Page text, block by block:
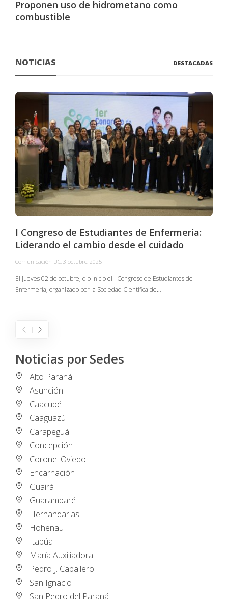
Proponen uso de hidrometano como
combustible
NOTICIAS DESTACADAS
I Congreso de Estudiantes de Enfermería:
Liderando el cambio desde el cuidado
Comunicación UC, 3 octubre, 2025
El jueves 02 de octubre, dio inicio el I Congreso de Estudiantes de
Enfermería, organizado por la Sociedad Científica de…
Noticias por Sedes
Alto Paraná
Asunción
Caacupé
Caaguazú
Carapeguá
Concepción
Coronel Oviedo
Encarnación
Guairá
Guarambaré
Hernandarias
Hohenau
Itapúa
María Auxiliadora
Pedro J. Caballero
San Ignacio
San Pedro del Paraná